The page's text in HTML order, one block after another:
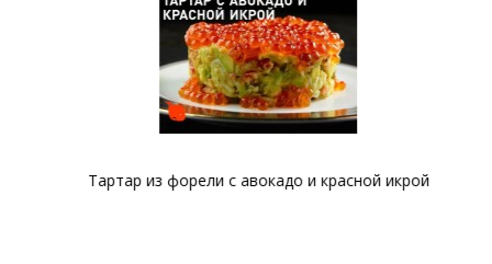
Тартар из форели с авокадо и красной икрой